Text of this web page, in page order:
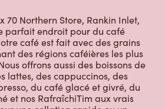
70 Northern Store, Rankin Inlet,
parfait endroit pour du café
café est fait avec des grains
des régions caféières les plus
offrons aussi des boissons de
lattes, des cappuccinos, des
du café glacé et givré, du
et nos RafraîchiTim aux vrais